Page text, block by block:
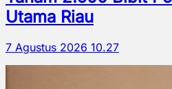
Utama Riau
7 Agustus 2026 10.27